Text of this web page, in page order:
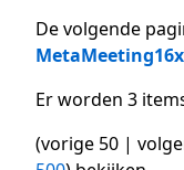
De volgende
Er worden 3
(vorige 50 |